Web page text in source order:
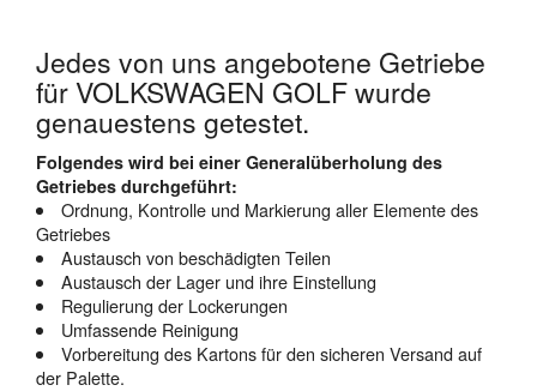
Jedes von uns angebotene Getriebe
für VOLKSWAGEN GOLF wurde
genauestens getestet.
Folgendes wird bei einer Generalüberholung des
Getriebes durchgeführt:
Ordnung, Kontrolle und Markierung aller Elemente des
Getriebes
Austausch von beschädigten Teilen
Austausch der Lager und ihre Einstellung
Regulierung der Lockerungen
Umfassende Reinigung
Vorbereitung des Kartons für den sicheren Versand auf
der Palette.